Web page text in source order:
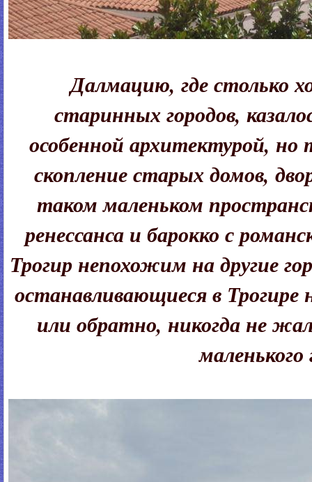
Далмацию, где столько
старинных городов,
особенной архитектурой, но
скопление старых домов,
таком маленьком
ренессанса и барокко с
Трогир непохожим на другие
останавливающиеся в
или обратно, никогда не
маленького